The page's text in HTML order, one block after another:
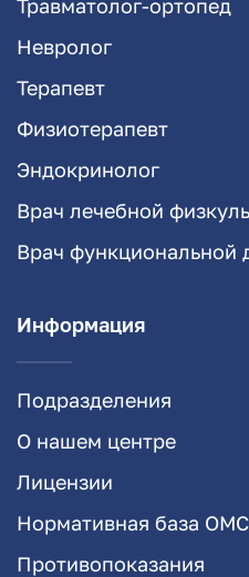
Травматолог-ортопед
Невролог
Терапевт
Физиотерапевт
Эндокринолог
Врач лечебной
Врач функциональной
Информация
Подразделения
О нашем центре
Лицензии
Нормативная база ОМС
Противопоказания